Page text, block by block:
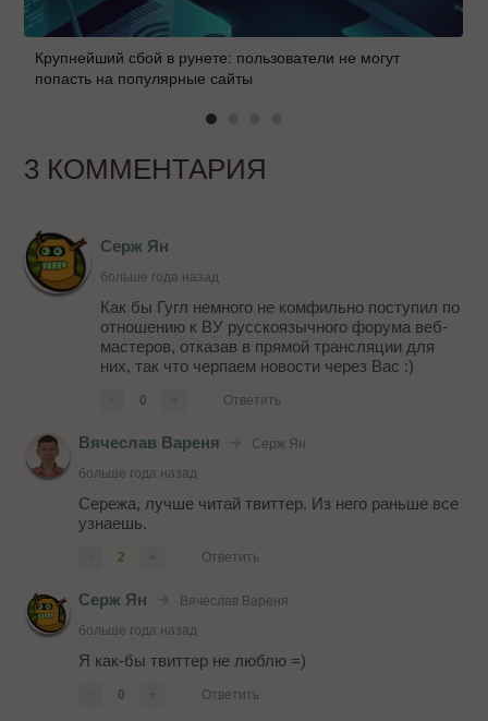
Крупнейший сбой в рунете: пользователи не могут
попасть на популярные сайты
3 КОММЕНТАРИЯ
Серж Ян
больше года назад
Как бы Гугл немного не комфильно поступил по
отношению к ВУ русскоязычного форума веб-
мастеров, отказав в прямой трансляции для
них, так что черпаем новости через Вас :)
0 Ответить
Вячеслав Вареня
Серж Ян
больше года назад
Сережа, лучше читай твиттер. Из него раньше все
узнаешь.
2 Ответить
Серж Ян
Вячеслав Вареня
больше года назад
Я как-бы твиттер не люблю =)
0 Ответить